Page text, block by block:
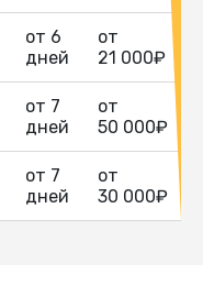
от 6
дней
от
21 000₽
от 7
дней
от
50 000₽
от 7
дней
от
30 000₽